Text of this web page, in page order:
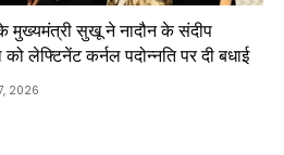
मुख्यमंत्री सुखू ने नादौन के संदीप
लेफ्टिनेंट कर्नल पदोन्नति पर दी बधाई
2026